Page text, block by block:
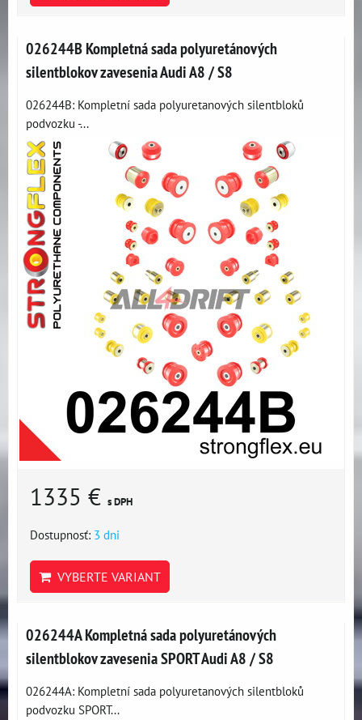
026244B Kompletná sada polyuretánových
silentblokov zavesenia Audi A8 / S8
026244B: Kompletní sada polyuretanových silentbloků
podvozku -...
1335 € s DPH
Dostupnosť: 3 dni
VYBERTE VARIANT
026244A Kompletná sada polyuretánových
silentblokov zavesenia SPORT Audi A8 / S8
026244A: Kompletní sada polyuretanových silentbloků
podvozku SPORT...